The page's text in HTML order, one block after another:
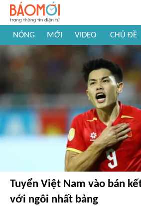
NÓNG MỚI VIDEO CHỦ ĐỀ
Tuyển Việt Nam vào bán
với ngôi nhất bảng